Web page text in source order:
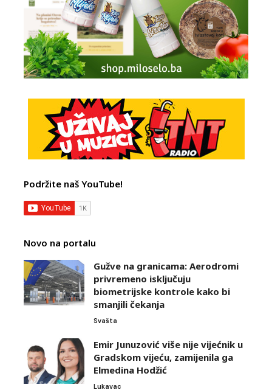
Podržite naš YouTube!
Novo na portalu
Gužve na granicama: Aerodromi
privremeno isključuju
biometrijske kontrole kako bi
smanjili čekanja
Svašta
Emir Junuzović više nije vijećnik u
Gradskom vijeću, zamijenila ga
Elmedina Hodžić
Lukavac